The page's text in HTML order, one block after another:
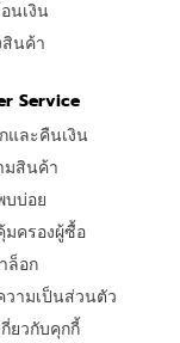
นเงิน
สินค้า
Service
และคืนเงิน
มสินค้า
บบ่อย
มครองผู้ซื้อ
ล็อก
วามเป็นส่วนตัว
ยวกับคุกกี้